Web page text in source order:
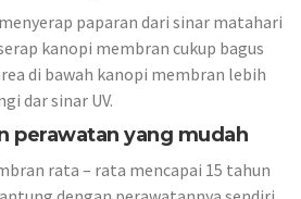
paparan dari sinar matahari
kanopi membran cukup bagus
di bawah kanopi membran lebih
dar sinar UV.
perawatan yang mudah
rata – rata mencapai 15 tahun